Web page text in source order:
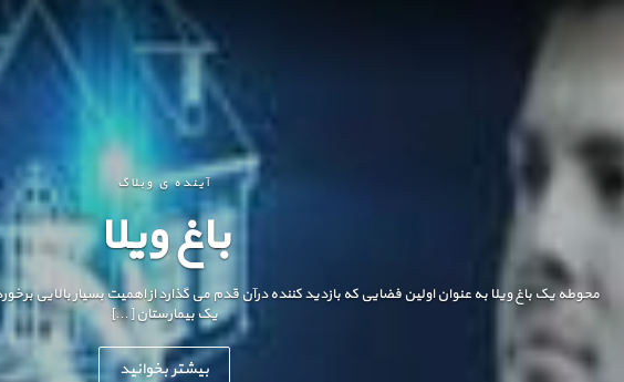
آینده ی وبلاگ
باغ ویلا
محوطه یک باغ ویلا به عنوان اولین فضایی که بازدید کننده درآن قدم می گذارد از اهمیت بسیار بالایی
یک بیمارستان […]
بیشتر بخوانید